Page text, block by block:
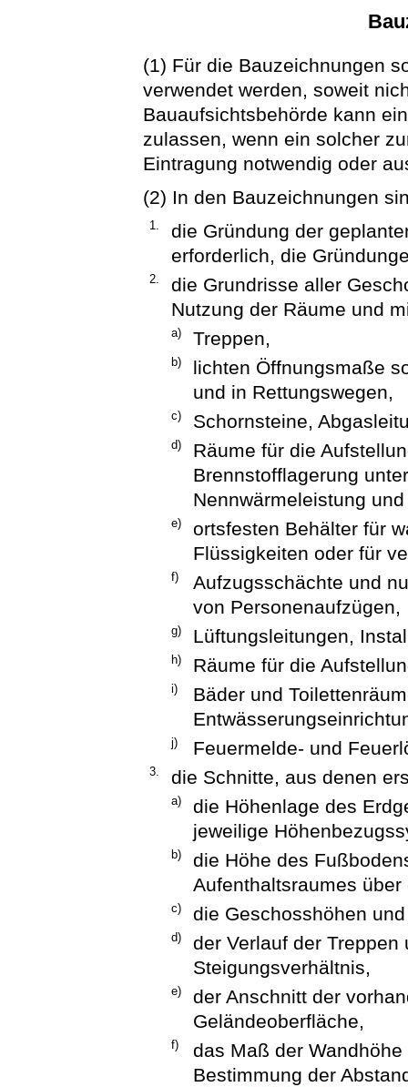
(1) Für die Bauzeichnungen
verwendet werden, soweit
Bauaufsichtsbehörde kann
zulassen, wenn ein solcher
Eintragung notwendig oder
(2) In den Bauzeichnungen
1.
die Gründung der
erforderlich, die
2.
die Grundrisse aller
Nutzung der Räume und
a) Treppen,
b)
lichten Öffnungsmaße
und in Rettungswegen,
c) Schornsteine,
d)
Räume für die
Brennstofflagerung
Nennwärmeleistung
e)
ortsfesten Behälter für
Flüssigkeiten oder für
f)
Aufzugsschächte und
von Personenaufzügen,
g) Lüftungsleitungen,
h) Räume für die
i)
Bäder und
j) Feuermelde- und
3. die Schnitte, aus denen
a)
die Höhenlage des
jeweilige
b)
die Höhe des
Aufenthaltsraumes
c) die Geschosshöhen
d)
der Verlauf der
Steigungsverhältnis,
e)
der Anschnitt der
Geländeoberfläche,
f)
das Maß der
Bestimmung der